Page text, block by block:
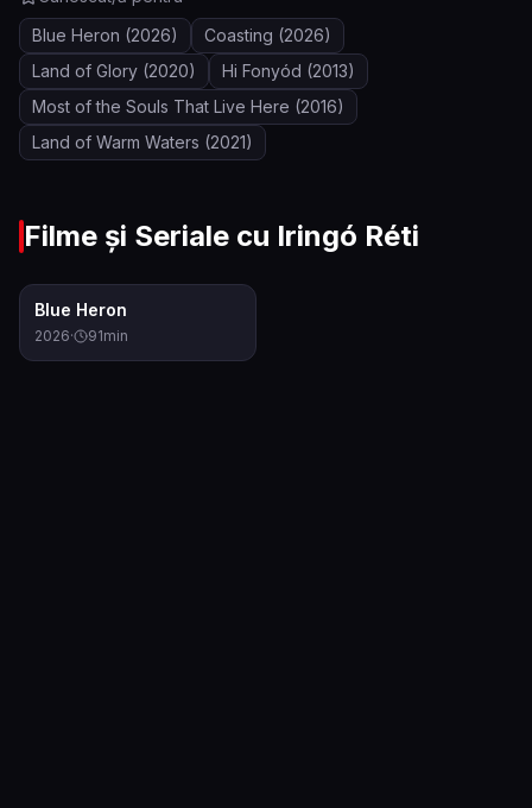
Blue Heron (2026) Coasting (2026)
Land of Glory (2020) Hi Fonyód (2013)
Most of the Souls That Live Here (2016)
Land of Warm Waters (2021)
Filme și Seriale cu Iringó Réti
Blue Heron
2026· 91min